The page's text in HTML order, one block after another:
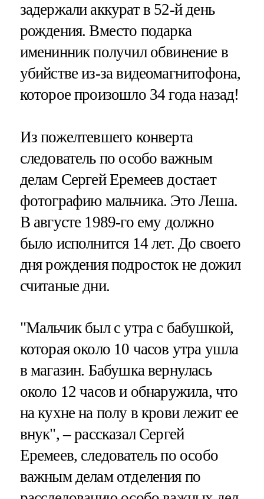
задержали аккурат в 52-й день
рождения. Вместо подарка
именинник получил обвинение в
убийстве из-за видеомагнитофона,
которое произошло 34 года назад!
Из пожелтевшего конверта
следователь по особо важным
делам Сергей Еремеев достает
фотографию мальчика. Это Леша.
В августе 1989-го ему должно
было исполнится 14 лет. До своего
дня рождения подросток не дожил
считаные дни.
"Мальчик был с утра с бабушкой,
которая около 10 часов утра ушла
в магазин. Бабушка вернулась
около 12 часов и обнаружила, что
на кухне на полу в крови лежит ее
внук", – рассказал Сергей
Еремеев, следователь по особо
важным делам отделения по